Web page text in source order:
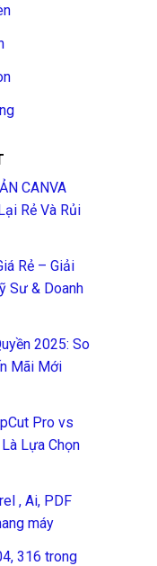
CANVA
Rẻ Và Rủi
Rẻ – Giải
Sư & Doanh
2025: So
Mãi Mới
Pro vs
Lựa Chọn
, Ai, PDF
máy
316 trong